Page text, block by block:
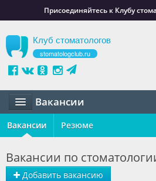
Присоединяйтесь к Клубу
Клуб стоматологов
stomatologclub.ru
Вакансии
Статьи
Обучение
Вакансии Резюме
Добавить вакансию
Вакансии по